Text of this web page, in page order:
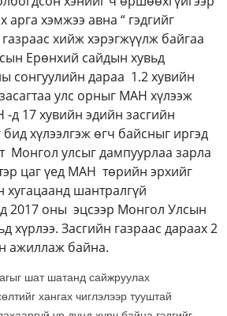
арга хэмжээ авна “ гэдгийг
хийж хэрэгжүүлж байгаа
Ерөнхий сайдын хувьд
сонгуулийн дараа 1.2 хувийн
улс орныг МАН хүлээж
д 17 хувийн эдийн засгийн
хүлээлгэж өгч байсныг иргэд
Монгол улсыг дампуурлаа зарла
цаг үед МАН төрийн эрхийг
шантралгүй
2017 оны эцсээр Монгол Улсын
хүрлээ. Засгийн газраас дараах 2
ажиллаж байна.
шат шатанд сайжруулах
хангах чиглэлээр тууштай